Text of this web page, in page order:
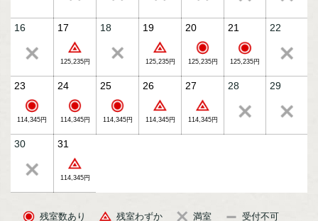
16 17
125,235円
18 19
125,235円
20
125,235円
21
125,235円
22
23
114,345円
24
114,345円
25
114,345円
26
114,345円
27
114,345円
28 29
30 31
114,345円
残室数あり 残室わずか 満室 受付不可